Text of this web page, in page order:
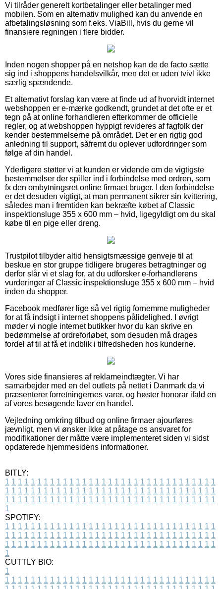
Vi tilråder generelt kortbetalinger eller betalinger med
mobilen. Som en alternativ mulighed kan du anvende en
afbetalingsløsning som f.eks. ViaBill, hvis du gerne vil
finansiere regningen i flere bidder.
Inden nogen shopper på en netshop kan de de facto sætte
sig ind i shoppens handelsvilkår, men det er uden tvivl ikke
særlig spændende.
Et alternativt forslag kan være at finde ud af hvorvidt internet
webshoppen er e-mærke godkendt, grundet at det ofte er et
tegn på at online forhandleren efterkommer de officielle
regler, og at webshoppen hyppigt revideres af fagfolk der
kender bestemmelserne på området. Det er en rigtig god
anledning til support, såfremt du oplever udfordringer som
følge af din handel.
Yderligere støtter vi at kunden er vidende om de vigtigste
bestemmelser der spiller ind i forbindelse med ordren, som
fx den ombytningsret online firmaet bruger. I den forbindelse
er det desuden vigtigt, at man permanent sikrer sin kvittering,
således man i fremtiden kan bekræfte købet af Classic
inspektionsluge 355 x 600 mm – hvid, ligegyldigt om du skal
købe til en pige eller dreng.
Trustpilot tilbyder altid hensigtsmæssige genveje til at
beskue en stor gruppe tidligere brugeres betragtninger og
derfor slår vi et slag for, at du udforsker e-forhandlerens
vurderinger af Classic inspektionsluge 355 x 600 mm – hvid
inden du shopper.
Facebook medfører lige så vel rigtig fornemme muligheder
for at få indsigt i internet shoppens pålidelighed. I øvrigt
møder vi nogle internet butikker hvor du kan skrive en
bedømmelse af ordreforløbet, som desuden må drages
fordel af til at få et indblik i tilfredsheden hos kunderne.
Vores side finansieres af reklameindtægter. Vi har
samarbejder med en del outlets på nettet i Danmark da vi
præsenterer forretningernes varer, og høster honorar ifald en
af vores besøgende laver en handel.
Vejledning omkring tilbud og online firmaer ajourføres
jævnligt, men vi ønsker ikke at påtage os ansvaret for
modifikationer der måtte være implementeret siden vi sidst
opdaterede hjemmesidens informationer.
BITLY:
1 1 1 1 1 1 1 1 1 1 1 1 1 1 1 1 1 1 1 1 1 1 1 1 1 1 1 1 1 1 1 1 1
1 1 1 1 1 1 1 1 1 1 1 1 1 1 1 1 1 1 1 1 1 1 1 1 1 1 1 1 1 1 1 1 1
1 1 1 1 1 1 1 1 1 1 1 1 1 1 1 1 1 1 1 1 1 1 1 1 1 1 1 1 1 1 1 1 1
1
SPOTIFY:
1 1 1 1 1 1 1 1 1 1 1 1 1 1 1 1 1 1 1 1 1 1 1 1 1 1 1 1 1 1 1 1 1
1 1 1 1 1 1 1 1 1 1 1 1 1 1 1 1 1 1 1 1 1 1 1 1 1 1 1 1 1 1 1 1 1
1 1 1 1 1 1 1 1 1 1 1 1 1 1 1 1 1 1 1 1 1 1 1 1 1 1 1 1 1 1 1 1 1
1
CUTTLY BIO:
1
1 1 1 1 1 1 1 1 1 1 1 1 1 1 1 1 1 1 1 1 1 1 1 1 1 1 1 1 1 1 1 1 1